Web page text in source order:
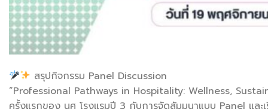
สรุปกิจกรรม Panel Discussion
“Professional Pathways in Hospitality: Wellness,
ครั้งแรกของ นศ โรงแรมปี 3 กับการจัดสัมมนาแบบ Panel และ